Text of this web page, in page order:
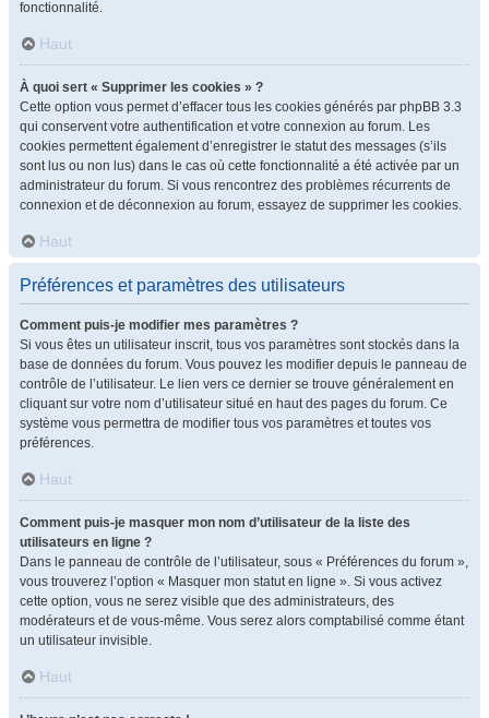
fonctionnalité.
Haut
À quoi sert « Supprimer les cookies » ?
Cette option vous permet d’effacer tous les cookies générés par phpBB 3.3
qui conservent votre authentification et votre connexion au forum. Les
cookies permettent également d’enregistrer le statut des messages (s’ils
sont lus ou non lus) dans le cas où cette fonctionnalité a été activée par un
administrateur du forum. Si vous rencontrez des problèmes récurrents de
connexion et de déconnexion au forum, essayez de supprimer les cookies.
Haut
Préférences et paramètres des utilisateurs
Comment puis-je modifier mes paramètres ?
Si vous êtes un utilisateur inscrit, tous vos paramètres sont stockés dans la
base de données du forum. Vous pouvez les modifier depuis le panneau de
contrôle de l’utilisateur. Le lien vers ce dernier se trouve généralement en
cliquant sur votre nom d’utilisateur situé en haut des pages du forum. Ce
système vous permettra de modifier tous vos paramètres et toutes vos
préférences.
Haut
Comment puis-je masquer mon nom d’utilisateur de la liste des
utilisateurs en ligne ?
Dans le panneau de contrôle de l’utilisateur, sous « Préférences du forum »,
vous trouverez l’option « Masquer mon statut en ligne ». Si vous activez
cette option, vous ne serez visible que des administrateurs, des
modérateurs et de vous-même. Vous serez alors comptabilisé comme étant
un utilisateur invisible.
Haut